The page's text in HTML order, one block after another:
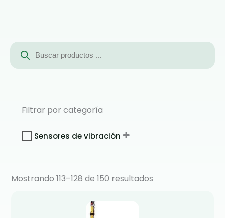
Búsqueda
productos
Filtrar por categoría
Sensores de vibración
Mostrando 113–128 de 150 resultados